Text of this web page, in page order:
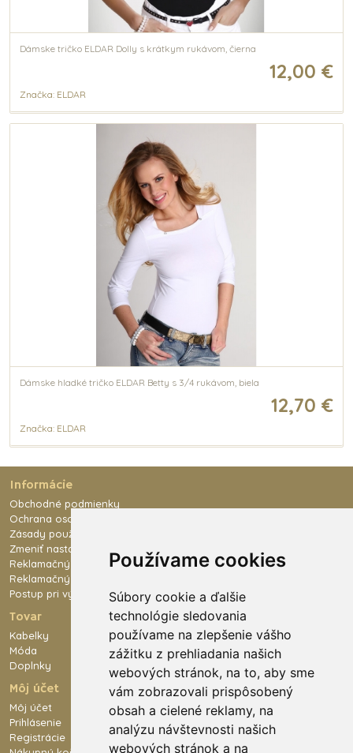
Používame cookies
Súbory cookie a ďalšie
technológie sledovania
používame na zlepšenie vášho
zážitku z prehliadania našich
webových stránok, na to, aby sme
vám zobrazovali prispôsobený
obsah a cielené reklamy, na
analýzu návštevnosti našich
webových stránok a na
Dámske tričko ELDAR Dolly s krátkym rukávom, čierna
12,00 €
Značka: ELDAR
Dámske hladké tričko ELDAR Betty s 3/4 rukávom, biela
12,70 €
Značka: ELDAR
Informácie
Obchodné podmienky
Ochrana osobných údajov
Zásady používania súborov cookies
Zmeniť nastavenie cookies
Reklamačný poriadok
Reklamačný formulár
Postup pri výmene tovaru
Tovar
Kabelky
Móda
Doplnky
Môj účet
Môj účet
Prihlásenie
Registrácie